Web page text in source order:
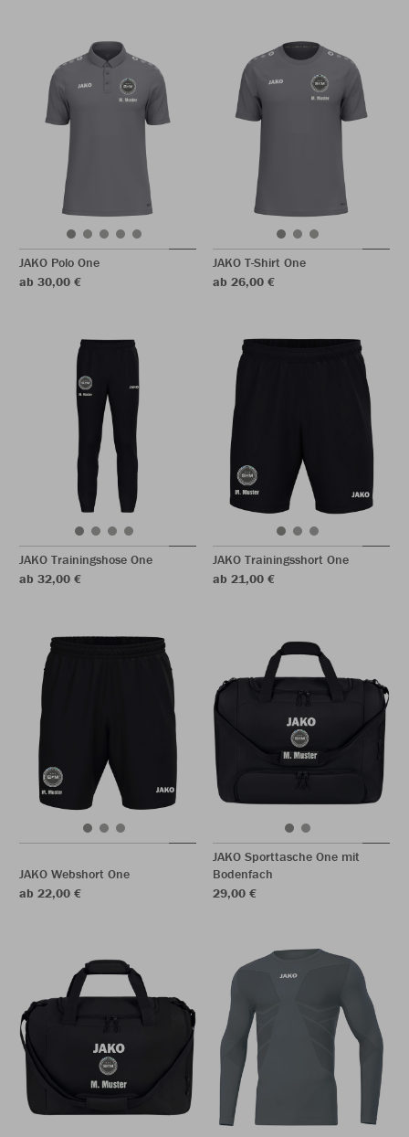
JAKO Polo One
ab 30,00 €
JAKO T-Shirt One
ab 26,00 €
JAKO Trainingshose One
ab 32,00 €
JAKO Trainingsshort One
ab 21,00 €
JAKO Webshort One
ab 22,00 €
JAKO Sporttasche One mit
Bodenfach
29,00 €